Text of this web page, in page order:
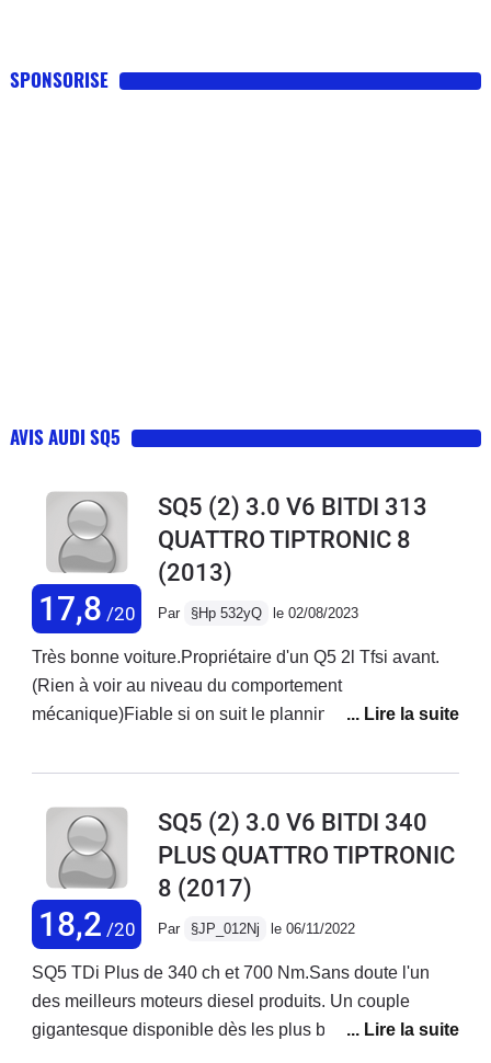
SPONSORISE
AVIS AUDI SQ5
17,8 /20
SQ5 (2) 3.0 V6 BITDI 313
QUATTRO TIPTRONIC 8
(2013)
Par §Hp 532yQ le 02/08/2023
Très bonne voiture.Propriétaire d'un Q5 2l Tfsi avant.
(Rien à voir au niveau du comportement
mécanique)Fiable si on suit le planning d'entretien.Du
raisonnable 8,7l pour un usage mixte (ville et
couple de camion 650 NM.On peut choisir entre 4
modes de conduite.Efficient : rapport de boîte très long,
conduite très (trop à mon avis) souple.Confort : rapport
de boîte et passage des vitesses souples, pas de bruit
à l'échappement (soundsystem v8).Mode agréable au
quotidien.Paramétrage perso : avec choix du passage
des vitesses, bruit moteur, dureté de la
direction...Dynamic : tout en mode sport Passage des
18,2 /20
SQ5 (2) 3.0 V6 BITDI 340
PLUS QUATTRO TIPTRONIC
8 (2017)
Par §JP_012Nj le 06/11/2022
SQ5 TDi Plus de 340 ch et 700 Nm.Sans doute l'un
des meilleurs moteurs diesel produits. Un couple
gigantesque disponible dès les plus bas régimes et